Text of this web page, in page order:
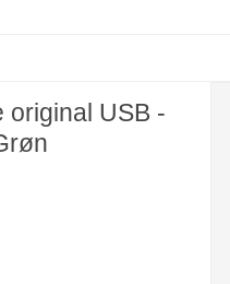
original USB -